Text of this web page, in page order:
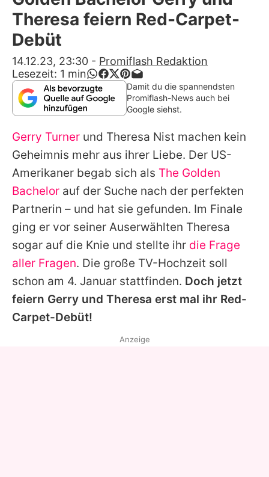
Alle Themen auf Promiflash
App runterladen
Team
Redaktionelle Richtlinien
Impressum
Datenschutzerklärung
Nutzungsbedingungen
Utiq verwalten
Theresa feiern Red-Carpet-
Debüt
14.12.23, 23:30 - Promiflash Redaktion
Lesezeit: 1 min
Damit du die spannendsten
Promiflash-News auch bei
Google siehst.
Gerry Turner und Theresa Nist machen kein
Geheimnis mehr aus ihrer Liebe. Der US-
Amerikaner begab sich als The Golden
Bachelor auf der Suche nach der perfekten
Partnerin – und hat sie gefunden. Im Finale
ging er vor seiner Auserwählten Theresa
sogar auf die Knie und stellte ihr die Frage
aller Fragen. Die große TV-Hochzeit soll
schon am 4. Januar stattfinden. Doch jetzt
feiern Gerry und Theresa erst mal ihr Red-
Carpet-Debüt!
Anzeige